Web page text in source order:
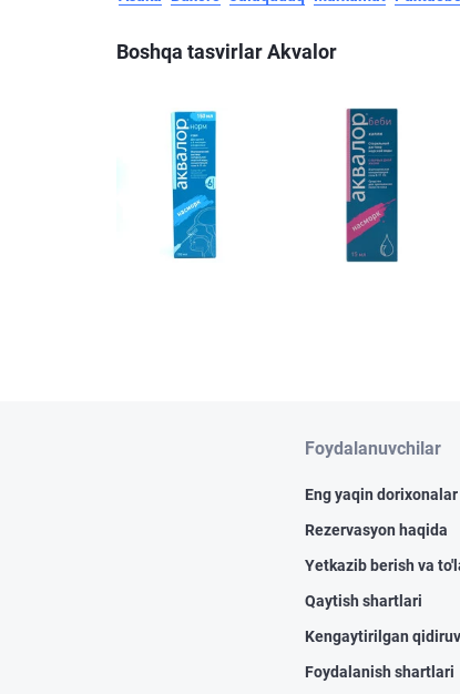
Boshqa tasvirlar Akvalor
Foydalanuvchilar
Eng yaqin dorixonalar
Rezervasyon haqida
Yetkazib berish va
Qaytish shartlari
Kengaytirilgan qidiruv
Foydalanish shartlari